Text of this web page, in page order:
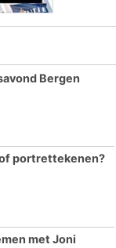
Bergen
portrettekenen?
met Joni